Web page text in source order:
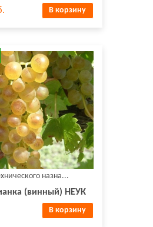
В корзину
назна...
(винный) НЕУК
В корзину